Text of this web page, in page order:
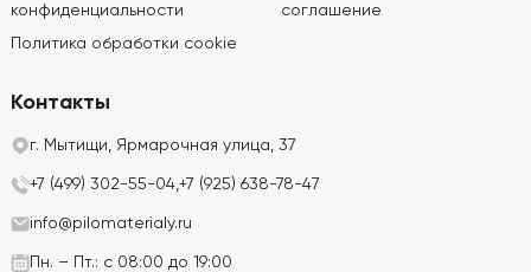
конфиденциальности
Политика обработки cookie
соглашение
Контакты
г. Мытищи, Ярмарочная улица, 37
+7 (499) 302-55-04,+7 (925) 638-78-47
info@pilomaterialy.ru
Пн. – Пт.: с 08:00 до 19:00